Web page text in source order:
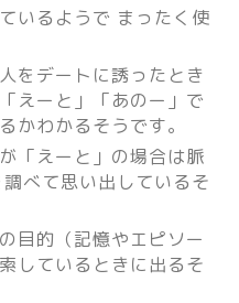
いるようで まったく使
をデートに誘ったとき
えーと」「あのー」で
かわかるそうです。
「えーと」の場合は脈
べて思い出しているそ
目的（記憶やエピソー
しているときに出るそ